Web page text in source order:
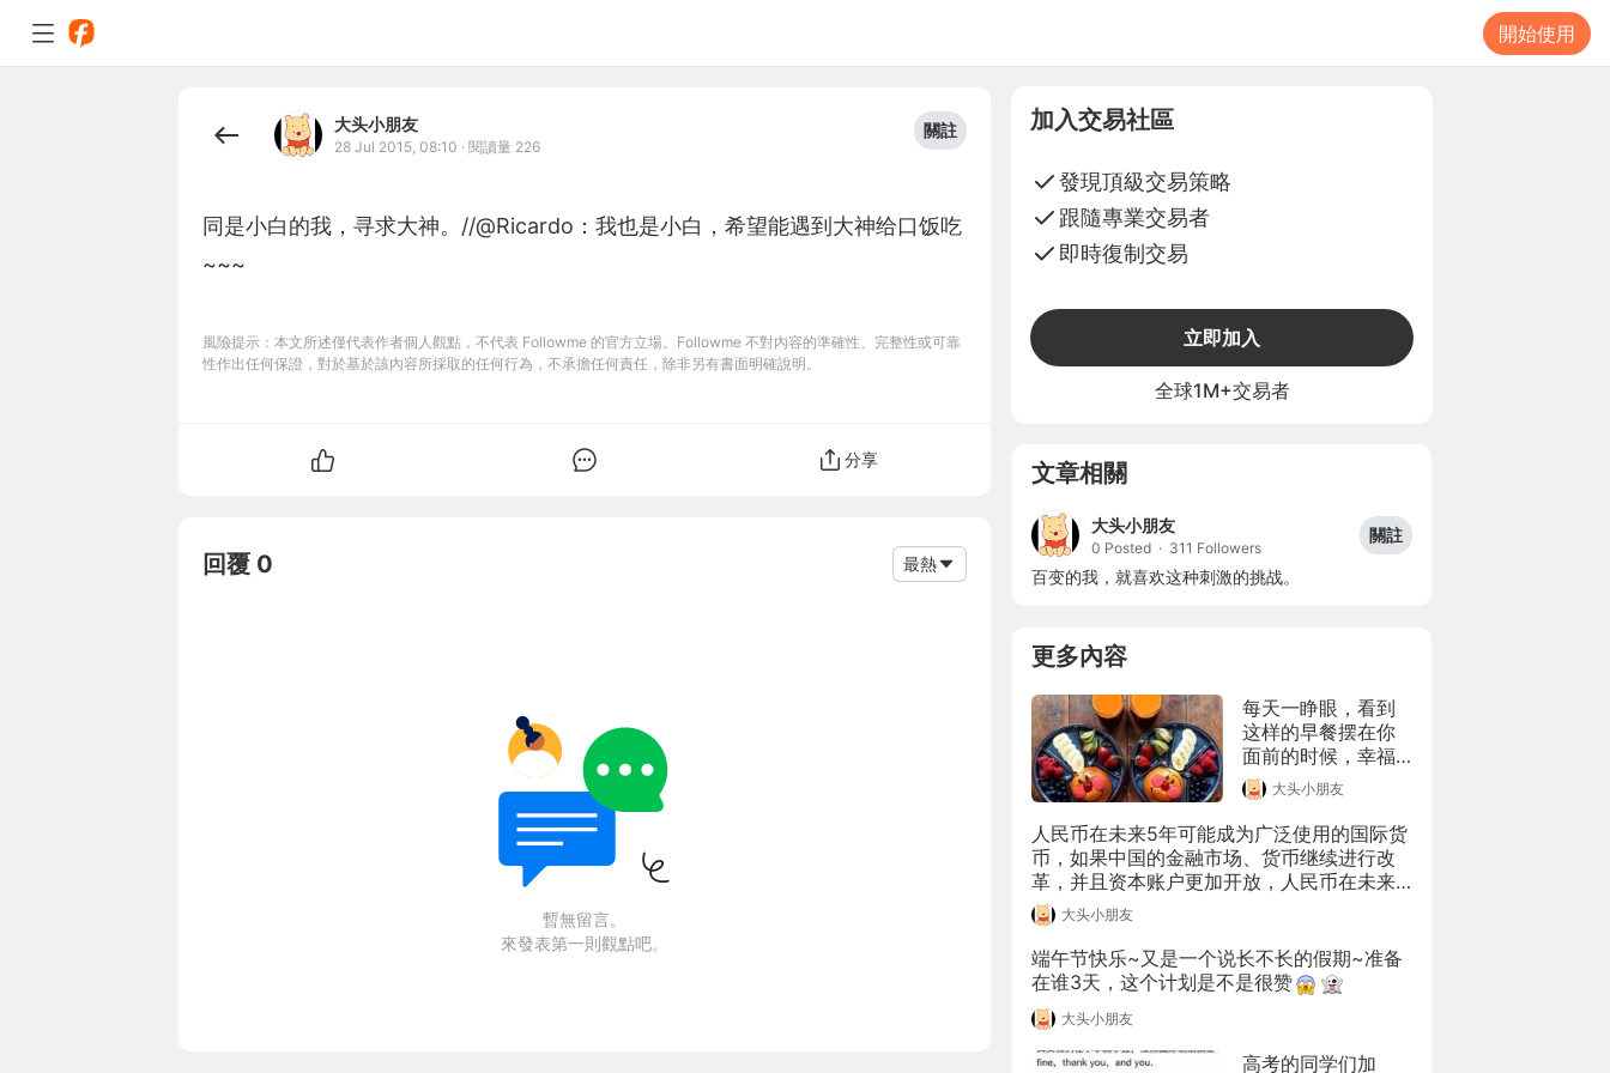
開始使用
大头小朋友
28 Jul 2015, 08:10 · 閱讀量 226
關註
同是小白的我，寻求大神。//@Ricardo：我也是小白，希望能遇到大神给口饭吃
~~~
風險提示：本文所述僅代表作者個人觀點，不代表 Followme 的官方立場。Followme 不對內容的準確性、完整性或可靠
性作出任何保證，對於基於該內容所採取的任何行為，不承擔任何責任，除非另有書面明確說明。
分享
回覆 0 最熱
暫無留言。
來發表第一則觀點吧。
加入交易社區
發現頂級交易策略
跟隨專業交易者
即時復制交易
立即加入
全球1M+交易者
文章相關
大头小朋友
0 Posted · 311 Followers
關註
百变的我，就喜欢这种刺激的挑战。
更多內容
每天一睁眼，看到
这样的早餐摆在你
面前的时候，幸福
指数会不会满格？
而作为
Capricornus，我感
觉整个人都被治愈
了。你今天的早餐
是什么呢？
大头小朋友
人民币在未来5年可能成为广泛使用的国际货
币，如果中国的金融市场、货币继续进行改
革，并且资本账户更加开放，人民币在未来
10年可能成为国际储备货币。
大头小朋友
端午节快乐~又是一个说长不长的假期~准备
在谁3天，这个计划是不是很赞
大头小朋友
高考的同学们加